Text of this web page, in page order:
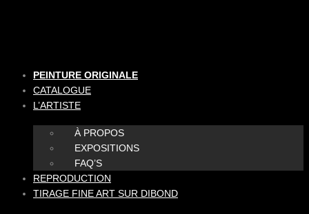
PEINTURE ORIGINALE
CATALOGUE
L’ARTISTE
À PROPOS
EXPOSITIONS
FAQ’S
REPRODUCTION
TIRAGE FINE ART SUR DIBOND